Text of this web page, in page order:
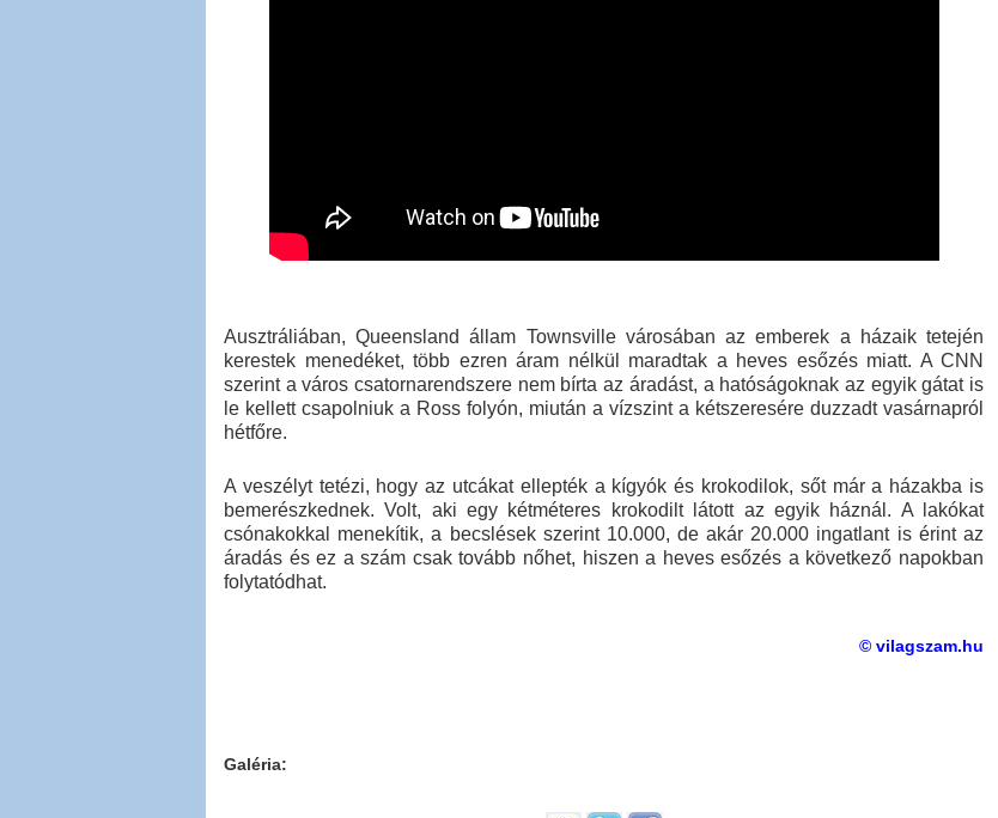
Ausztráliában, Queensland állam Townsville városában az emberek a házaik tetején
kerestek menedéket, több ezren áram nélkül maradtak a heves esőzés miatt. A CNN
szerint a város csatornarendszere nem bírta az áradást, a hatóságoknak az egyik gátat is
le kellett csapolniuk a Ross folyón, miután a vízszint a kétszeresére duzzadt vasárnapról
hétfőre.
A veszélyt tetézi, hogy az utcákat ellepték a kígyók és krokodilok, sőt már a házakba is
bemerészkednek. Volt, aki egy kétméteres krokodilt látott az egyik háznál. A lakókat
csónakokkal menekítik, a becslések szerint 10.000, de akár 20.000 ingatlant is érint az
áradás és ez a szám csak tovább nőhet, hiszen a heves esőzés a következő napokban
folytatódhat.
© vilagszam.hu
Galéria: